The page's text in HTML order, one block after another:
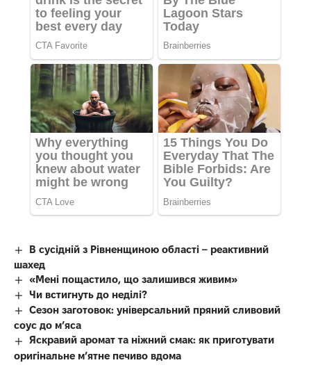
В сусідній з Рівненщиною області – реактивний
шахед
«Мені пощастило, що залишився живим»
Чи встигнуть до неділі?
Сезон заготовок: універсальний пряний сливовий
соус до мʼяса
Яскравий аромат та ніжний смак: як приготувати
оригінальне м’ятне печиво вдома